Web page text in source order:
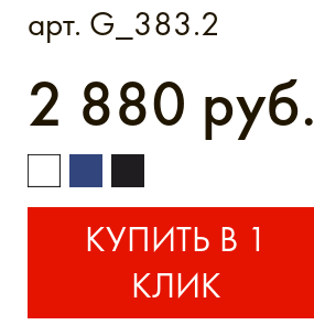
арт. G_383.2
2 880 руб.
КУПИТЬ В 1
КЛИК